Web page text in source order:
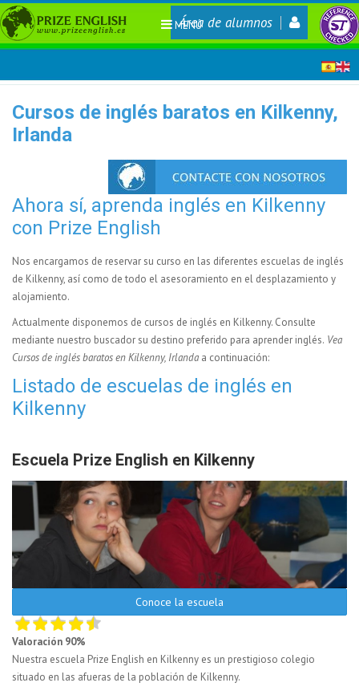
Área de alumnos
MENÚ
Cursos de inglés baratos en Kilkenny,
Irlanda
Ahora sí, aprenda inglés en Kilkenny
con Prize English
Nos encargamos de reservar su curso en las diferentes escuelas de inglés
de Kilkenny, así como de todo el asesoramiento en el desplazamiento y
alojamiento.
Actualmente disponemos de cursos de inglés en Kilkenny. Consulte
mediante nuestro buscador su destino preferido para aprender inglés. Vea
Cursos de inglés baratos en Kilkenny, Irlanda a continuación:
Listado de escuelas de inglés en
Kilkenny
Escuela Prize English en Kilkenny
Conoce la escuela
Valoración 90%
Nuestra escuela Prize English en Kilkenny es un prestigioso colegio
situado en las afueras de la población de Kilkenny.